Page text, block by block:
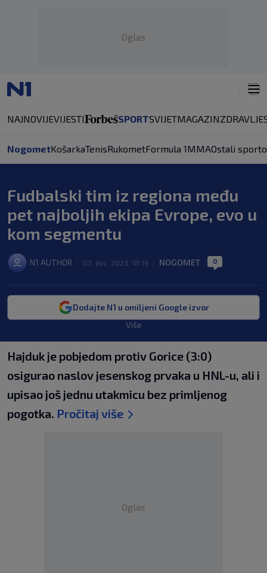
Oglas
NAJNOVIJEVIJESTI SPORTSVIJETMAGAZINZDRAVLJE
NogometKošarkaTenisRukometFormula 1MMAOstali
Fudbalski tim iz regiona među
pet najboljih ekipa Evrope, evo u
kom segmentu
N1 AUTHOR 03. dec. 2023. 18:19 NOGOMET 0
Dodajte N1 u omiljeni Google izvor
Više
Hajduk je pobjedom protiv Gorice (3:0)
osigurao naslov jesenskog prvaka u HNL-u, ali i
upisao još jednu utakmicu bez primljenog
pogotka. Pročitaj više
Oglas